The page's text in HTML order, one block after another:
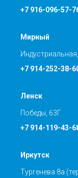
+7 916-096-57-
Мирный
+7 914-252-38-
Ленск
Победы, 63Г
+7 914-119-43-
Иркутск
Тургенева 8а